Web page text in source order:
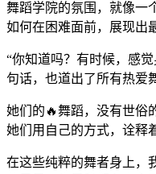
舞蹈学院的氛围，就像一
如何在困难面前，展现出
“你知道吗？有时候，感
句话，也道出了所有热爱
她们的🔥舞蹈，没有世俗
她们用自己的方式，诠释
在这些纯粹的舞者身上，